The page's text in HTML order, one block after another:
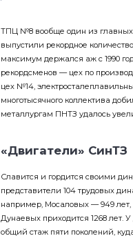
ТПЦ №8 вообще один из главных
выпустили рекордное
максимум держался аж с 1990
рекорд­сменов — цех по
цех №14,
многотысячного коллектива
металлургам ПНТЗ удалось
«Двигатели» СинТЗ
Славится и гордится своими
представители 104 трудовых
например, Мосаловых — 949
Дунаевых приходится 1268
общий стаж пяти поколений,